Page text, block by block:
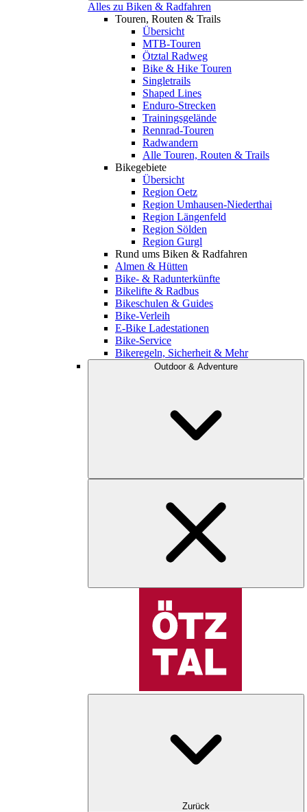
Alles zu Biken & Radfahren
Touren, Routen & Trails
Übersicht
MTB-Touren
Ötztal Radweg
Bike & Hike Touren
Singletrails
Shaped Lines
Enduro-Strecken
Trainingsgelände
Rennrad-Touren
Radwandern
Alle Touren, Routen & Trails
Bikegebiete
Übersicht
Region Oetz
Region Umhausen-Niederthai
Region Längenfeld
Region Sölden
Region Gurgl
Rund ums Biken & Radfahren
Almen & Hütten
Bike- & Radunterkünfte
Bikelifte & Radbus
Bikeschulen & Guides
Bike-Verleih
E-Bike Ladestationen
Bike-Service
Bikeregeln, Sicherheit & Mehr
Outdoor & Adventure
Zurück